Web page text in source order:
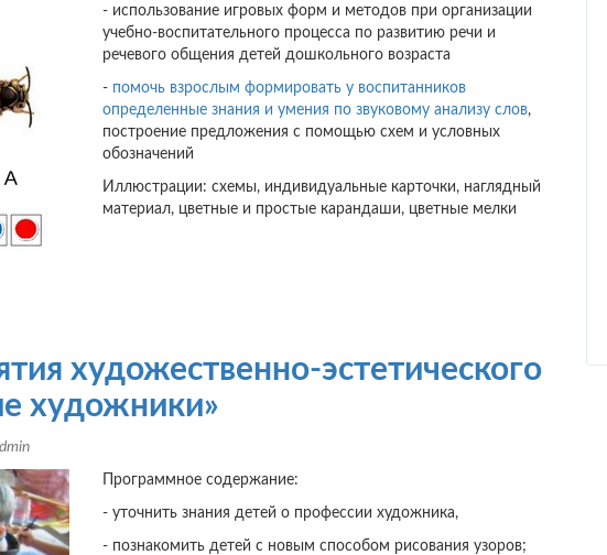
- использование игровых форм и методов при организации
учебно-воспитательного процесса по развитию речи и
речевого общения детей дошкольного возраста
- помочь взрослым формировать у воспитанников
определенные знания и умения по звуковому анализу слов,
построение предложения с помощью схем и условных
обозначений
Иллюстрации: схемы, индивидуальные карточки, наглядный
материал, цветные и простые карандаши, цветные мелки
художественно-эстетического
художники»
Программное содержание:
- уточнить знания детей о профессии художника,
- познакомить детей с новым способом рисования узоров;